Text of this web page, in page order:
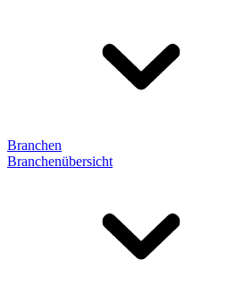
Branchen
Branchenübersicht